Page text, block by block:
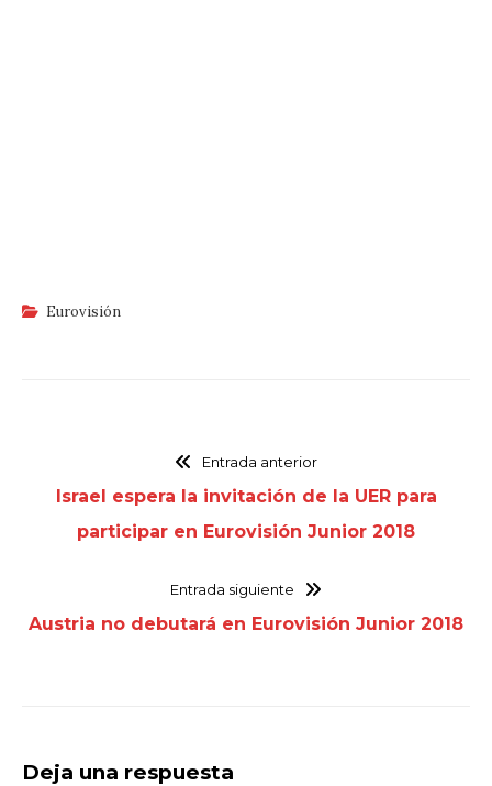
Eurovisión
Entrada anterior
Israel espera la invitación de la UER para
participar en Eurovisión Junior 2018
Entrada siguiente
Austria no debutará en Eurovisión Junior 2018
Deja una respuesta